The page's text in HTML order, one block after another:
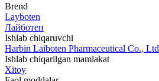
Brend
Layboten
Лайботен
Ishlab chiqaruvchi
Harbin Laiboten Pharmaceutical Co., Ltd
Ishlab chiqarilgan mamlakat
Xitoy